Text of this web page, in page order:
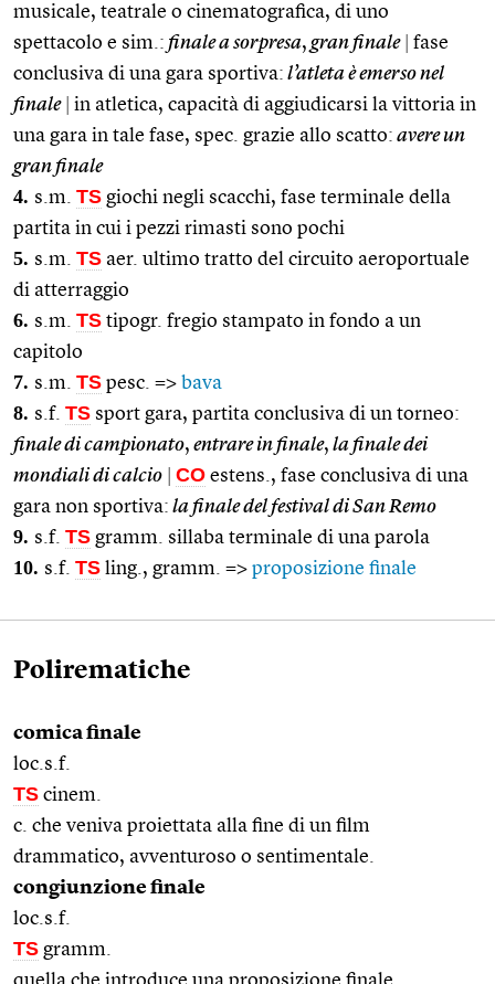
musicale, teatrale o cinematografica, di uno
spettacolo e sim.: finale a sorpresa, gran finale
fase
conclusiva di una gara sportiva: l’atleta è emerso nel
finale
in atletica, capacità di aggiudicarsi la vittoria in
una gara in tale fase, spec. grazie allo scatto: avere un
gran finale
4. s.m. TS giochi negli scacchi, fase terminale della
partita in cui i pezzi rimasti sono pochi
5. s.m. TS aer. ultimo tratto del circuito aeroportuale
di atterraggio
6. s.m. TS tipogr. fregio stampato in fondo a un
capitolo
7. s.m. TS pesc. => bava
8. s.f. TS sport gara, partita conclusiva di un torneo:
finale di campionato, entrare in finale, la finale dei
mondiali di calcio
CO estens., fase conclusiva di una
gara non sportiva: la finale del festival di San Remo
9. s.f. TS gramm. sillaba terminale di una parola
10. s.f. TS ling., gramm. => proposizione finale
Polirematiche
comica finale
loc.s.f.
TS cinem.
c. che veniva proiettata alla fine di un film
drammatico, avventuroso o sentimentale.
congiunzione finale
loc.s.f.
TS gramm.